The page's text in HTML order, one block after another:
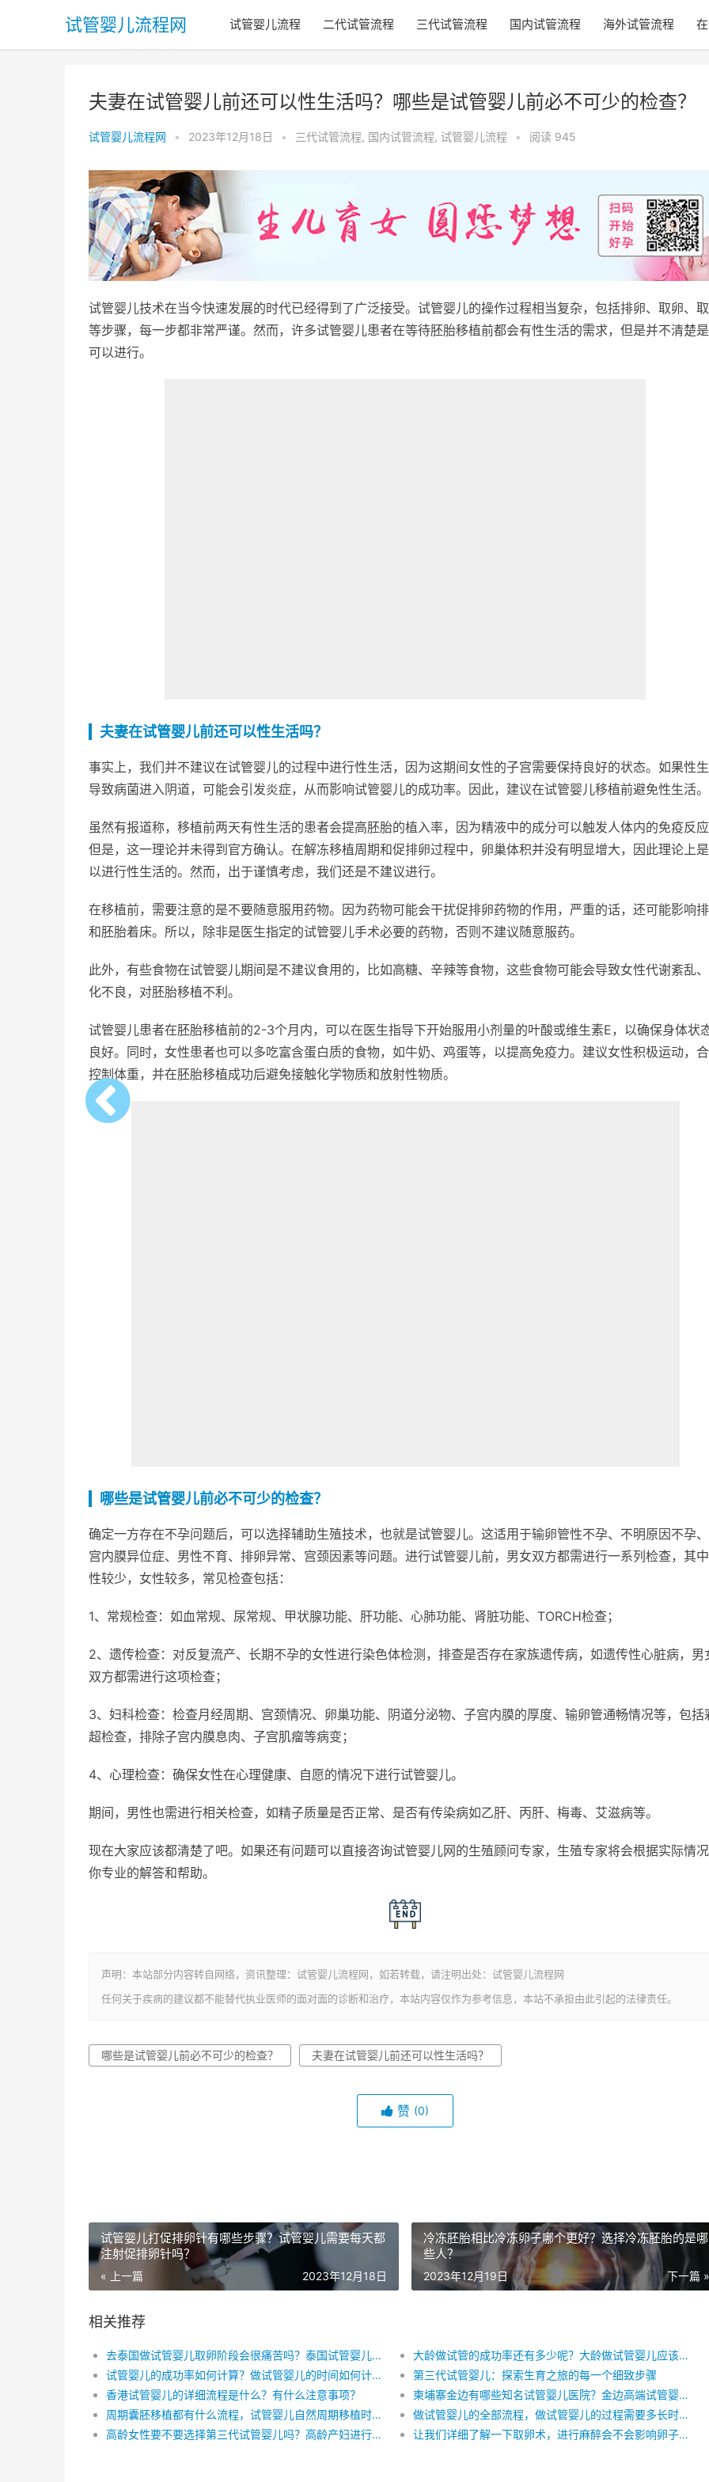
试管婴儿流程网 试管婴儿流程 二代试管流程 三代试管流程 国内试管流程 海外试管流程
夫妻在试管婴儿前还可以性生活吗？哪些是试管婴儿前必不可少的检查？
试管婴儿流程网 • 2023年12月18日 • 三代试管流程, 国内试管流程, 试管婴儿流程 • 阅读 945
试管婴儿技术在当今快速发展的时代已经得到了广泛接受。试管婴儿的操作过程相当复杂，包括排卵、取卵、
等步骤，每一步都非常严谨。然而，许多试管婴儿患者在等待胚胎移植前都会有性生活的需求，但是并不清楚
可以进行。
夫妻在试管婴儿前还可以性生活吗？
事实上，我们并不建议在试管婴儿的过程中进行性生活，因为这期间女性的子宫需要保持良好的状态。如果性
导致病菌进入阴道，可能会引发炎症，从而影响试管婴儿的成功率。因此，建议在试管婴儿移植前避免性生活。
虽然有报道称，移植前两天有性生活的患者会提高胚胎的植入率，因为精液中的成分可以触发人体内的免疫反
但是，这一理论并未得到官方确认。在解冻移植周期和促排卵过程中，卵巢体积并没有明显增大，因此理论上
以进行性生活的。然而，出于谨慎考虑，我们还是不建议进行。
在移植前，需要注意的是不要随意服用药物。因为药物可能会干扰促排卵药物的作用，严重的话，还可能影响
和胚胎着床。所以，除非是医生指定的试管婴儿手术必要的药物，否则不建议随意服药。
此外，有些食物在试管婴儿期间是不建议食用的，比如高糖、辛辣等食物，这些食物可能会导致女性代谢紊乱
化不良，对胚胎移植不利。
试管婴儿患者在胚胎移植前的2-3个月内，可以在医生指导下开始服用小剂量的叶酸或维生素E，以确保身体状
良好。同时，女性患者也可以多吃富含蛋白质的食物，如牛奶、鸡蛋等，以提高免疫力。建议女性积极运动，
控制体重，并在胚胎移植成功后避免接触化学物质和放射性物质。
哪些是试管婴儿前必不可少的检查？
确定一方存在不孕问题后，可以选择辅助生殖技术，也就是试管婴儿。这适用于输卵管性不孕、不明原因不孕
宫内膜异位症、男性不育、排卵异常、宫颈因素等问题。进行试管婴儿前，男女双方都需进行一系列检查，其
性较少，女性较多，常见检查包括：
1、常规检查：如血常规、尿常规、甲状腺功能、肝功能、心肺功能、肾脏功能、TORCH检查；
2、遗传检查：对反复流产、长期不孕的女性进行染色体检测，排查是否存在家族遗传病，如遗传性心脏病，男
双方都需进行这项检查；
3、妇科检查：检查月经周期、宫颈情况、卵巢功能、阴道分泌物、子宫内膜的厚度、输卵管通畅情况等，包括
超检查，排除子宫内膜息肉、子宫肌瘤等病变；
4、心理检查：确保女性在心理健康、自愿的情况下进行试管婴儿。
期间，男性也需进行相关检查，如精子质量是否正常、是否有传染病如乙肝、丙肝、梅毒、艾滋病等。
现在大家应该都清楚了吧。如果还有问题可以直接咨询试管婴儿网的生殖顾问专家，生殖专家将会根据实际情
你专业的解答和帮助。
声明：本站部分内容转自网络，资讯整理：试管婴儿流程网，如若转载，请注明出处：试管婴儿流程网
任何关于疾病的建议都不能替代执业医师的面对面的诊断和治疗，本站内容仅作为参考信息，本站不承担由此引起的法律责任。
哪些是试管婴儿前必不可少的检查？ 夫妻在试管婴儿前还可以性生活吗？
赞 (0)
试管婴儿打促排卵针有哪些步骤？试管婴儿需要每天都
注射促排卵针吗？
« 上一篇 2023年12月18日
冷冻胚胎相比冷冻卵子哪个更好？选择冷冻胚胎的是哪
些人？
下一篇 »
2023年12月19日
相关推荐
去泰国做试管婴儿取卵阶段会很痛苦吗？泰国试管婴儿前期准备指南，取卵的具体操作流程是什么？
大龄做试管的成功率还有多少呢？大龄做试管婴儿应该怎么做呢？
试管婴儿的成功率如何计算？做试管婴儿的时间如何计算？做试管婴儿的费用如何计算？
第三代试管婴儿：探索生育之旅的每一个细致步骤
香港试管婴儿的详细流程是什么？有什么注意事项？
柬埔寨金边有哪些知名试管婴儿医院？金边高端试管婴儿生殖中心排名？
周期囊胚移植都有什么流程，试管婴儿自然周期移植时间,囊胚移植最关键是第几天？
做试管婴儿的全部流程，做试管婴儿的过程需要多长时间
高龄女性要不要选择第三代试管婴儿吗？高龄产妇进行试管婴儿的注意事项！
让我们详细了解一下取卵术，进行麻醉会不会影响卵子质量？做试管婴儿取卵需要多长时间?